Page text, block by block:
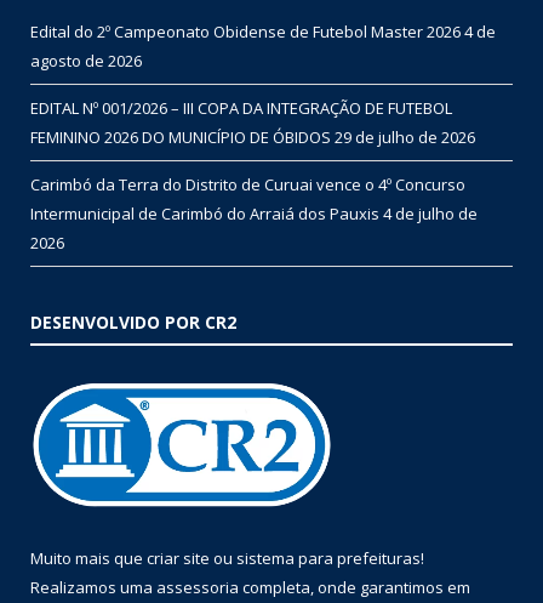
Edital do 2º Campeonato Obidense de Futebol Master 20264 de
agosto de 2026
EDITAL Nº 001/2026 – III COPA DA INTEGRAÇÃO DE FUTEBOL
FEMININO 2026 DO MUNICÍPIO DE ÓBIDOS 29 de julho de 2026
Carimbó da Terra do Distrito de Curuai vence o 4º Concurso
Intermunicipal de Carimbó do Arraiá dos Pauxis 4 de julho de
2026
DESENVOLVIDO POR CR2
Muito mais que criar site ou sistema para prefeituras!
Realizamos uma assessoria completa, onde garantimos em